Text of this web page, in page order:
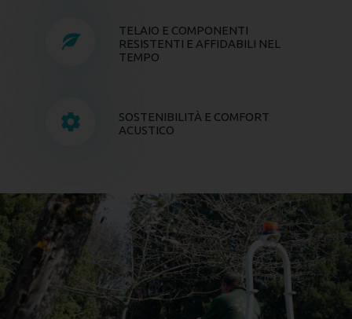
TELAIO E COMPONENTI
RESISTENTI E AFFIDABILI NEL
TEMPO
SOSTENIBILITÀ E COMFORT
ACUSTICO